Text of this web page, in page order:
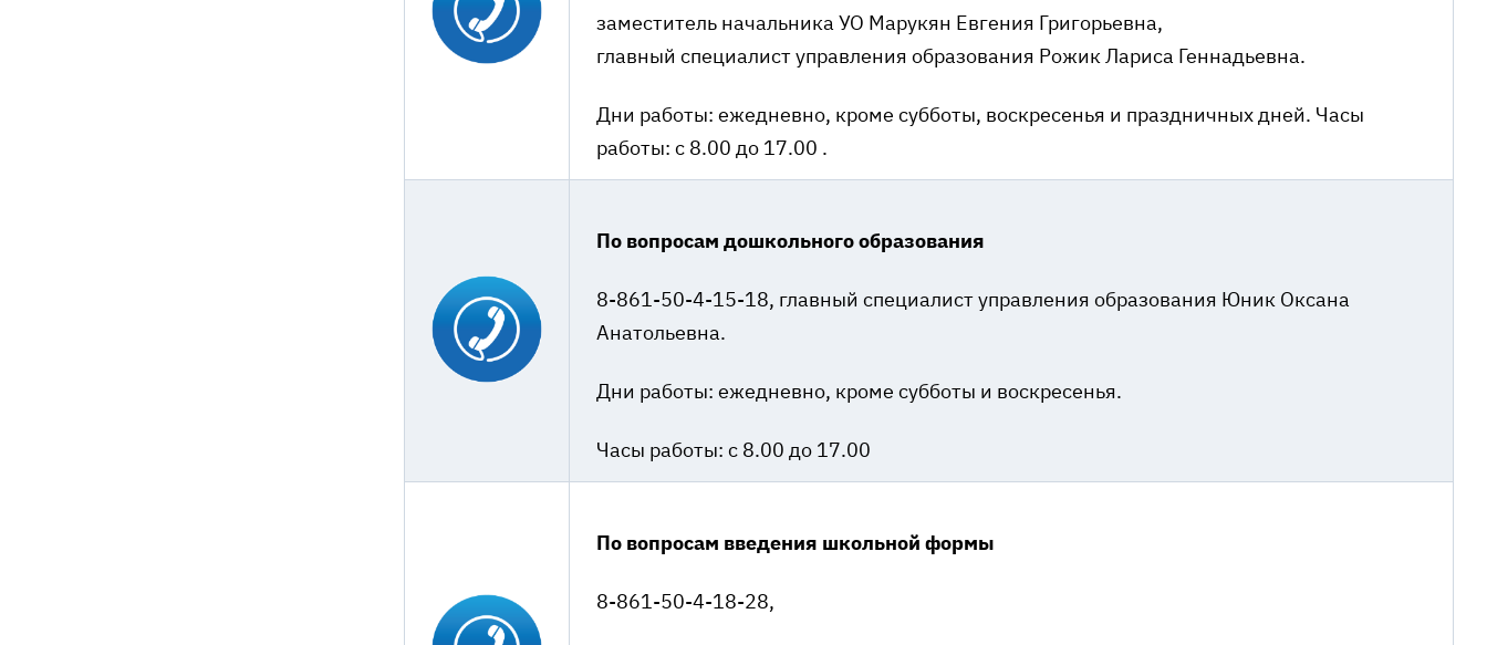
заместитель начальника УО Марукян Евгения Григорьевна,
главный специалист управления образования Рожик Лариса Геннадьевна.
Дни работы: ежедневно, кроме субботы, воскресенья и праздничных дней. Часы
работы: с 8.00 до 17.00 .
По вопросам дошкольного образования
8-861-50-4-15-18, главный специалист управления образования Юник Оксана
Анатольевна.
Дни работы: ежедневно, кроме субботы и воскресенья.
Часы работы: с 8.00 до 17.00
По вопросам введения школьной формы
8-861-50-4-18-28,